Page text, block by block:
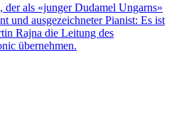
der als «junger Dudamel Ungarns»
und ausgezeichneter Pianist: Es ist
Rajna die Leitung des
übernehmen.